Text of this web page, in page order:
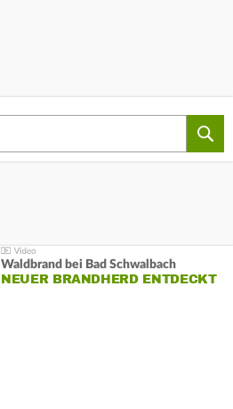
Waldbrand bei Bad Schwalbach
NEUER BRANDHERD ENTDECKT